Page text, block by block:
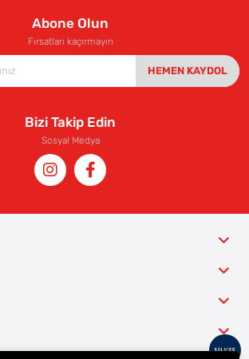
Abone Olun
Fırsatları kaçırmayın
HEMEN KAYDOL
Bizi Takip Edin
Sosyal Medya